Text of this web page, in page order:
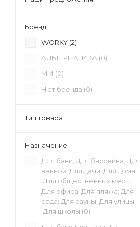
Бренд
WORKY (2)
АЛЬТЕРНАТИВА (0)
МИ (0)
Нет бренда (0)
Тип товара
Назначение
Для бани; Для бассейна; Для
ванной; Для дачи; Для дома
;Для общественных мест;
Для офиса; Для пляжа; Для
сада; Для сауны; Для улицы
;Для школы (0)